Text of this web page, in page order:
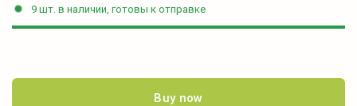
9 шт. в наличии, готовы к отправке
Buy now